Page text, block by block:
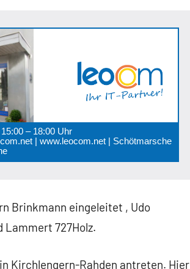
– 18:00 Uhr
| www.leocom.net | Schötmarsche
Brinkmann eingeleitet , Udo
Lammert 727Holz.
Kirchlengern-Rahden antreten. Hier